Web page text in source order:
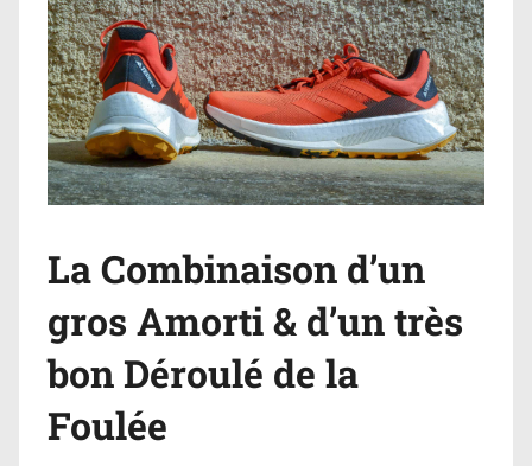
La Combinaison d’un
gros Amorti & d’un très
bon Déroulé de la
Foulée